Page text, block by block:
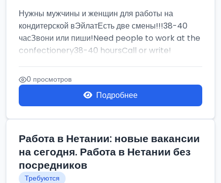
Нужны мужчины и женщин для работы на
кондитерской вЭйлатЕсть две смены!!!38-40
часЗвони или пиши!Need people to work at the
confectionery38-40 hoursCall or write!
0 просмотров
Подробнее
Работа в Нетании: новые вакансии
на сегодня. Работа в Нетании без
посредников
Требуются